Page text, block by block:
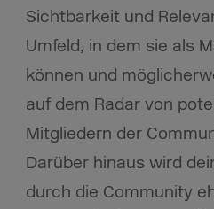
Sichtbarkeit und
Umfeld, in dem sie als
können und
auf dem Radar von
Mitgliedern der
Darüber hinaus wird
durch die Community